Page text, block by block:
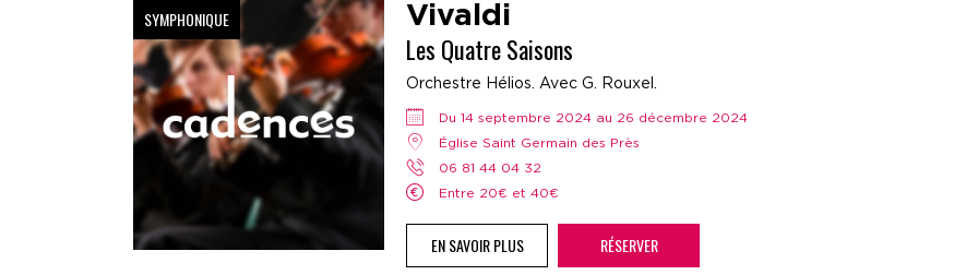
SYMPHONIQUE Vivaldi
Les Quatre Saisons
Orchestre Hélios. Avec G. Rouxel.
Du 14 septembre 2024 au 26 décembre 2024
Église Saint Germain des Près
06 81 44 04 32
Entre 20€ et 40€
EN SAVOIR PLUS RÉSERVER